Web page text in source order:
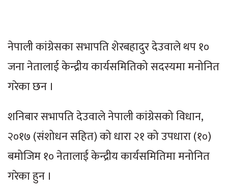
नेपाली कांग्रेसका सभापति शेरबहादुर देउवाले थप १०
जना नेतालाई केन्द्रीय कार्यसमितिको सदस्यमा मनोनित
गरेका छन ।
शनिबार सभापति देउवाले नेपाली कांग्रेसको विधान,
२०१७ (संशोधन सहित) को धारा २१ को उपधारा (१०)
बमोजिम १० नेतालाई केन्द्रीय कार्यसमितिमा मनोनित
गरेका हुन ।